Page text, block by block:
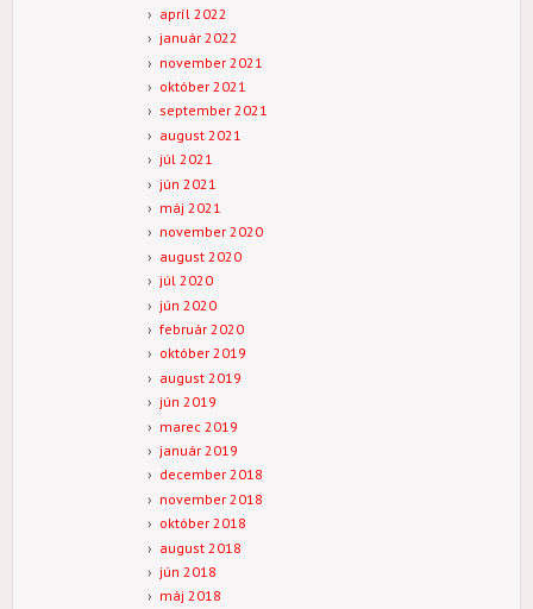
apríl 2022
január 2022
november 2021
október 2021
september 2021
august 2021
júl 2021
jún 2021
máj 2021
november 2020
august 2020
júl 2020
jún 2020
február 2020
október 2019
august 2019
jún 2019
marec 2019
január 2019
december 2018
november 2018
október 2018
august 2018
jún 2018
máj 2018